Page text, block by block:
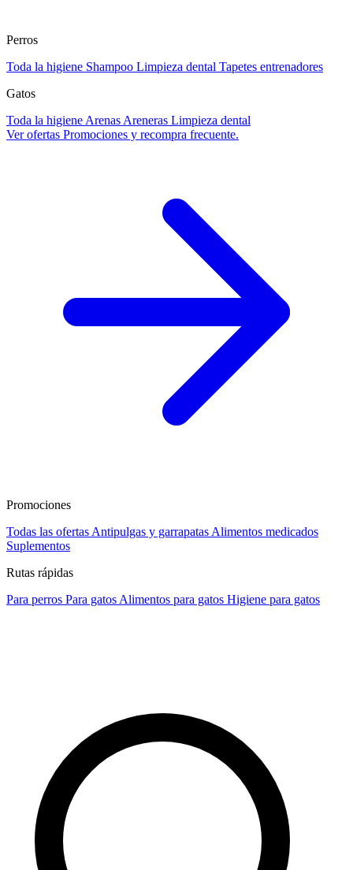
Perros
Toda la higiene Shampoo Limpieza dental Tapetes entrenadores
Gatos
Toda la higiene Arenas Areneras Limpieza dental
Ver ofertas Promociones y recompra frecuente.
Promociones
Todas las ofertas Antipulgas y garrapatas Alimentos medicados
Suplementos
Rutas rápidas
Para perros Para gatos Alimentos para gatos Higiene para gatos